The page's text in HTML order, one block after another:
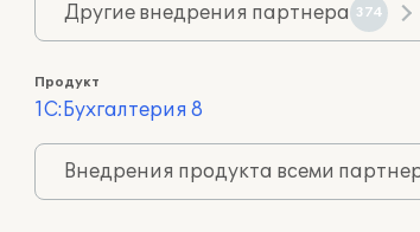
Другие внедрения партнера 374
Продукт
1С:Бухгалтерия 8
Внедрения продукта всеми